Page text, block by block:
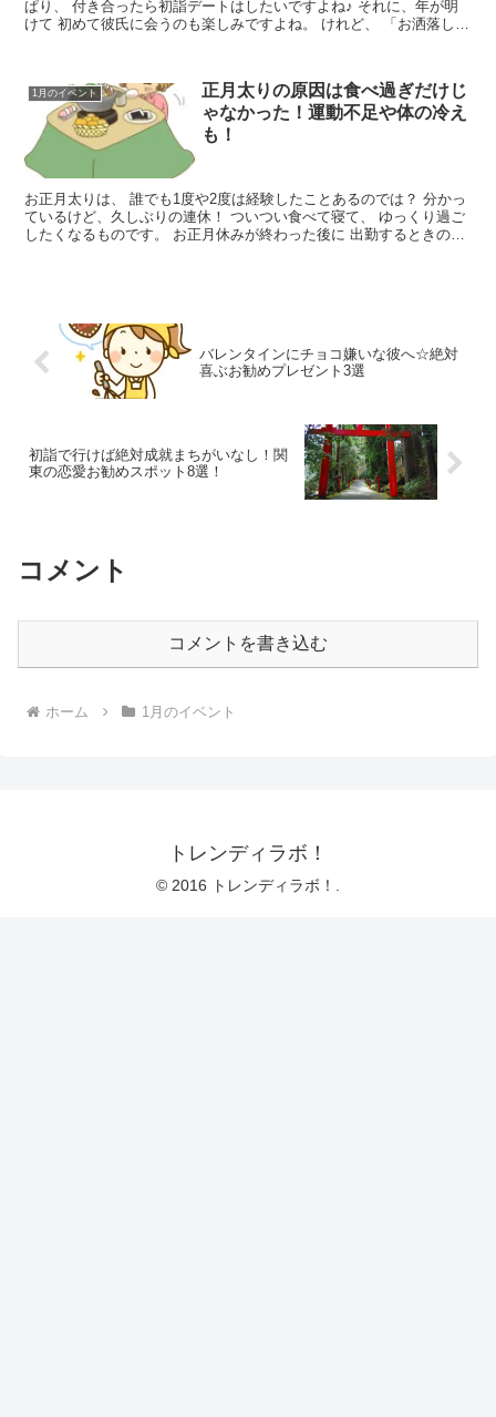
ぱり、 付き合ったら初詣デートはしたいですよね♪ それに、年が明
けて 初めて彼氏に会うのも楽しみですよね。 けれど、 「お洒落した
1月のイベント
正月太りの原因は食べ過ぎだけじ
ゃなかった！運動不足や体の冷え
も！
お正月太りは、 誰でも1度や2度は経験したことあるのでは？ 分かっ
ているけど、久しぶりの連休！ ついつい食べて寝て、 ゆっくり過ご
したくなるものです。 お正月休みが終わった後に 出勤するときのダ
バレンタインにチョコ嫌いな彼へ☆絶対
喜ぶお勧めプレゼント3選
初詣で行けば絶対成就まちがいなし！関
東の恋愛お勧めスポット8選！
コメント
コメントを書き込む
ホーム 1月のイベント
トレンディラボ！
© 2016 トレンディラボ！.